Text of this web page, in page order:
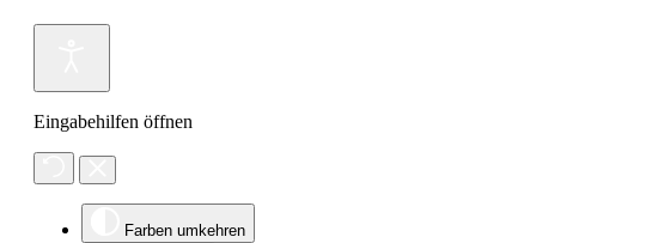
Eingabehilfen öffnen
Farben umkehren